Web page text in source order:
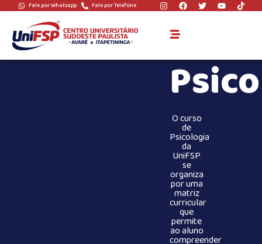
Fale por Whatsapp Fale por Telefone
O curso
de
Psicologia
da
UniFSP
se
organiza
por uma
matriz
curricular
que
permite
ao aluno
compreender